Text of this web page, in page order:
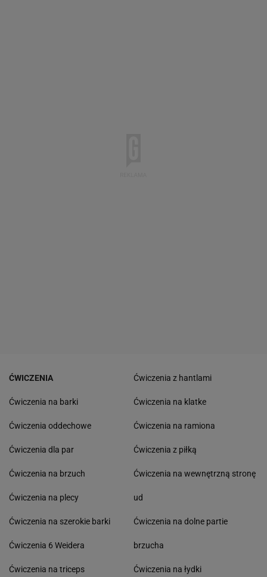
ĆWICZENIA
Ćwiczenia na barki
Ćwiczenia oddechowe
Ćwiczenia dla par
Ćwiczenia na brzuch
Ćwiczenia na plecy
Ćwiczenia na szerokie barki
Ćwiczenia 6 Weidera
Ćwiczenia na triceps
Ćwiczenia z hantlami
Ćwiczenia na klatke
Ćwiczenia na ramiona
Ćwiczenia z piłką
Ćwiczenia na wewnętrzną stronę
ud
Ćwiczenia na dolne partie
brzucha
Ćwiczenia na łydki